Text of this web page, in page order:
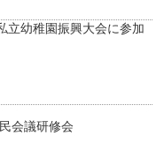
立幼稚園振興大会に参加
会議研修会